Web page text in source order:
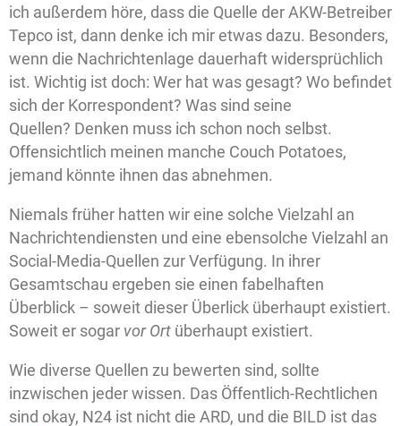
ich außerdem höre, dass die Quelle der AKW-Betreiber
Tepco ist, dann denke ich mir etwas dazu. Besonders,
wenn die Nachrichtenlage dauerhaft widersprüchlich
ist. Wichtig ist doch: Wer hat was gesagt? Wo befindet
sich der Korrespondent? Was sind seine
Quellen? Denken muss ich schon noch selbst.
Offensichtlich meinen manche Couch Potatoes,
jemand könnte ihnen das abnehmen.
Niemals früher hatten wir eine solche Vielzahl an
Nachrichtendiensten und eine ebensolche Vielzahl an
Social-Media-Quellen zur Verfügung. In ihrer
Gesamtschau ergeben sie einen fabelhaften
Überblick – soweit dieser Überlick überhaupt existiert.
Soweit er sogar vor Ort überhaupt existiert.
Wie diverse Quellen zu bewerten sind, sollte
inzwischen jeder wissen. Das Öffentlich-Rechtlichen
sind okay, N24 ist nicht die ARD, und die BILD ist das